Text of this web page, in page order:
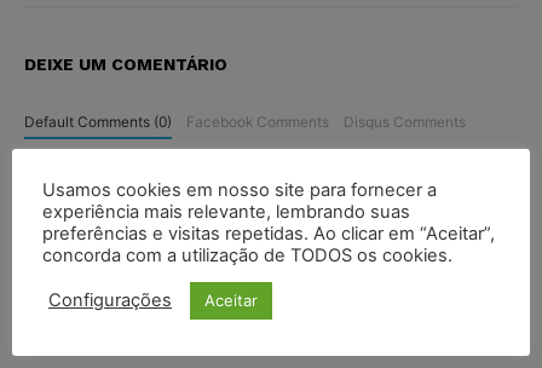
DEIXE UM COMENTÁRIO
Default Comments (0) Facebook Comments Disqus Comments
Usamos cookies em nosso site para fornecer a
experiência mais relevante, lembrando suas
preferências e visitas repetidas. Ao clicar em “Aceitar”,
concorda com a utilização de TODOS os cookies.
Configurações Aceitar